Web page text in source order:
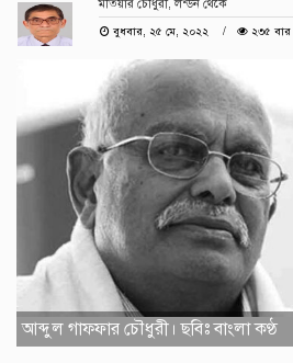
মতিয়ার চৌধুরী, লন্ডন থেকে
বুধবার, ২৫ মে, ২০২২
২৩৫ বার
আব্দুল গাফ্ফার চৌধুরী। ছবিঃ বাংলা কণ্ঠ